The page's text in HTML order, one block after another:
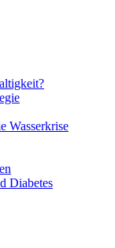
Wasserkrise
Diabetes